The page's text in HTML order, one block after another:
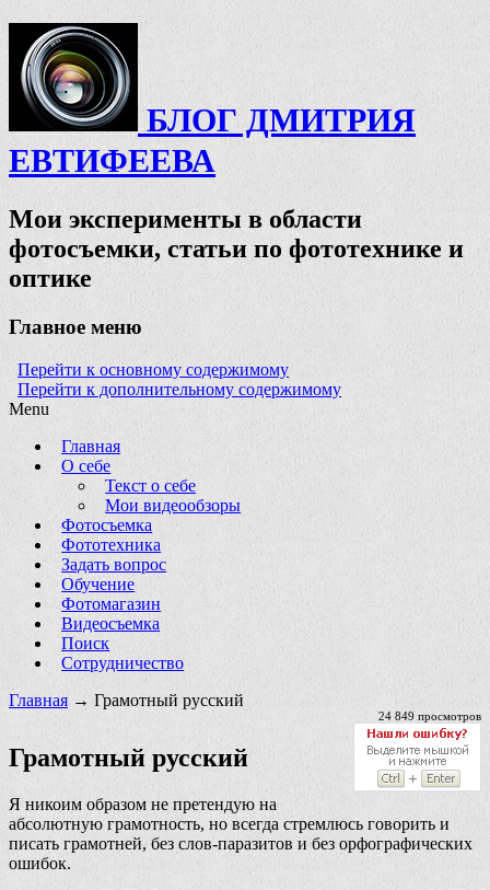
БЛОГ ДМИТРИЯ
ЕВТИФЕЕВА
Мои эксперименты в области
фотосъемки, статьи по фототехнике и
оптике
Главное меню
Перейти к основному содержимому
Перейти к дополнительному содержимому
Menu
Главная
О себе
Текст о себе
Мои видеообзоры
Фотосъемка
Фототехника
Задать вопрос
Обучение
Фотомагазин
Видеосъемка
Поиск
Сотрудничество
Главная → Грамотный русский
24 849 просмотров
Грамотный русский
Я никоим образом не претендую на
абсолютную грамотность, но всегда стремлюсь говорить и
писать грамотней, без слов-паразитов и без орфографических
ошибок.